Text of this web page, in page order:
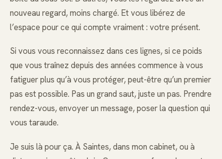
nouveau regard, moins chargé. Et vous libérez de
l’espace pour ce qui compte vraiment : votre présent.
Si vous vous reconnaissez dans ces lignes, si ce poids
que vous traînez depuis des années commence à vous
fatiguer plus qu’à vous protéger, peut-être qu’un premier
pas est possible. Pas un grand saut, juste un pas. Prendre
rendez-vous, envoyer un message, poser la question qui
vous taraude.
Je suis là pour ça. À Saintes, dans mon cabinet, ou à